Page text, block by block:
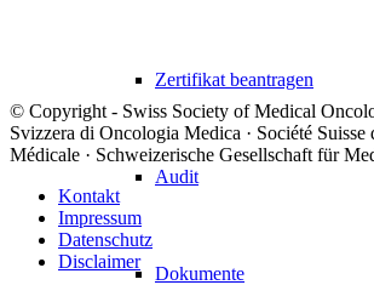
Zertifikat beantragen
Audit
Dokumente
© Copyright - Swiss Society of Medical
Svizzera di Oncologia Medica · Société Suisse
Médicale · Schweizerische Gesellschaft für
Kontakt
Impressum
Datenschutz
Disclaimer